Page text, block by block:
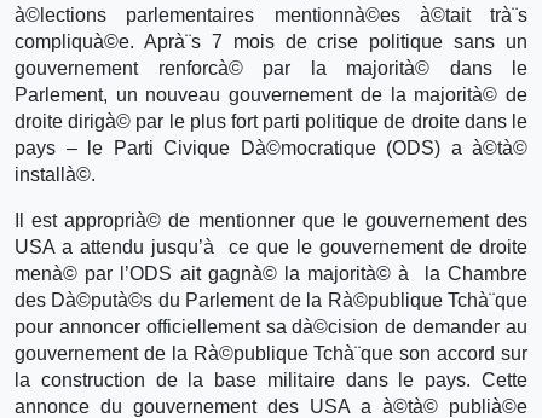
à©lections parlementaires mentionnà©es à©tait trà¨s
compliquà©e. Aprà¨s 7 mois de crise politique sans un
gouvernement renforcà© par la majorità© dans le
Parlement, un nouveau gouvernement de la majorità© de
droite dirigà© par le plus fort parti politique de droite dans le
pays – le Parti Civique Dà©mocratique (ODS) a à©tà©
installà©.
Il est approprià© de mentionner que le gouvernement des
USA a attendu jusqu’à ce que le gouvernement de droite
menà© par l’ODS ait gagnà© la majorità© à la Chambre
des Dà©putà©s du Parlement de la Rà©publique Tchà¨que
pour annoncer officiellement sa dà©cision de demander au
gouvernement de la Rà©publique Tchà¨que son accord sur
la construction de la base militaire dans le pays. Cette
annonce du gouvernement des USA a à©tà© publià©e